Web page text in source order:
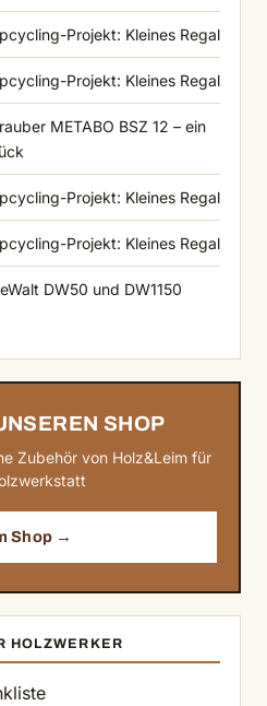
Projekt: Kleines Regal
Projekt: Kleines Regal
METABO BSZ 12 – ein
Projekt: Kleines Regal
Projekt: Kleines Regal
DW50 und DW1150
SHOP
Zubehör von Holz&Leim für
Shop →
HOLZWERKER